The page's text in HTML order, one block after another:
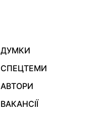
ДУМКИ
СПЕЦТЕМИ
АВТОРИ
ВАКАНСІЇ